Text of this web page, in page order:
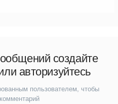
создайте
авторизуйтесь
пользователем, чтобы